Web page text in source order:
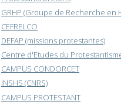
GRHP (Groupe de Recherche en
CEFRELCO
DEFAP (missions protestantes)
Centre d'Etudes du
CAMPUS CONDORCET
INSHS (CNRS)
CAMPUS PROTESTANT